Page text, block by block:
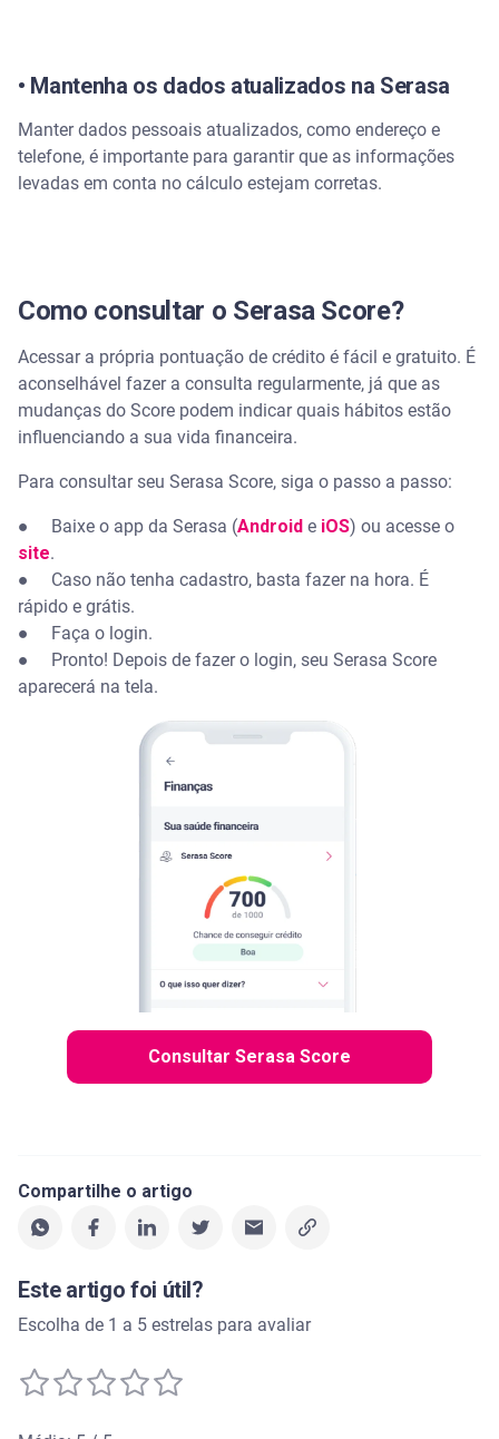
• Mantenha os dados atualizados na Serasa
Manter dados pessoais atualizados, como endereço e
telefone, é importante para garantir que as informações
levadas em conta no cálculo estejam corretas.
Como consultar o Serasa Score?
Acessar a própria pontuação de crédito é fácil e gratuito. É
aconselhável fazer a consulta regularmente, já que as
mudanças do Score podem indicar quais hábitos estão
influenciando a sua vida financeira.
Para consultar seu Serasa Score, siga o passo a passo:
● Baixe o app da Serasa (Android e iOS) ou acesse o
site.
● Caso não tenha cadastro, basta fazer na hora. É
rápido e grátis.
● Faça o login.
● Pronto! Depois de fazer o login, seu Serasa Score
aparecerá na tela.
Consultar Serasa Score
Compartilhe o artigo
Este artigo foi útil?
Escolha de 1 a 5 estrelas para avaliar